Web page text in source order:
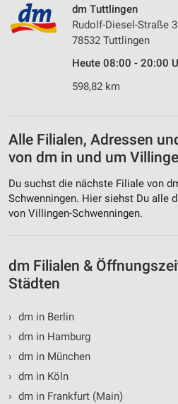
dm Tuttlingen
Rudolf-Diesel-Straße
78532 Tuttlingen
Heute 08:00 - 20:00
598,82 km
Alle Filialen, Adressen
von dm in und um
Du suchst die nächste Filiale von
Schwenningen. Hier siehst Du alle
von Villingen-Schwenningen.
dm Filialen &
Städten
› dm in Berlin
› dm in Hamburg
› dm in München
› dm in Köln
› dm in Frankfurt (Main)
Verwendung von Profilen zur
personalisierter Inhalte
Messung der Werbeleistung
Entwicklung und Verbesserung
Verwendung reduzierter Daten
Inhalten
Geräte anhand von aktiv
Informationen identifizieren
Nicht-IAB-Verarbeitungszwecke:
Notwendig
Performance
Funktional